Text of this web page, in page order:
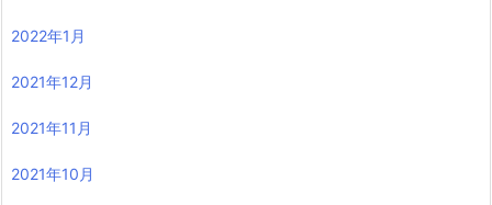
2022年1月
2021年12月
2021年11月
2021年10月